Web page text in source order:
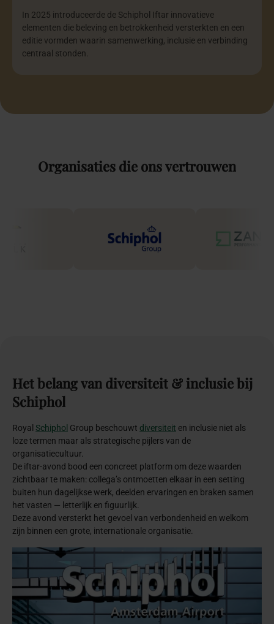
In 2025 introduceerde de Schiphol Iftar innovatieve
elementen die beleving en betrokkenheid versterkten en een
editie vormden waarin samenwerking, inclusie en verbinding
centraal stonden.
Organisaties die onsvertrouwen
Hetbelangvan diversiteit & inclusiebij
Schiphol
Royal Schiphol Group beschouwt diversiteit en inclusie niet als
loze termen maar als strategische pijlers van de
organisatiecultuur.
De iftar-avond bood een concreet platform om deze waarden
zichtbaar te maken: collega’s ontmoetten elkaar in een setting
buiten hun dagelijkse werk, deelden ervaringen en braken samen
het vasten — letterlijk en figuurlijk.
Deze avond versterkt het gevoel van verbondenheid en welkom
zijn binnen een grote, internationale organisatie.